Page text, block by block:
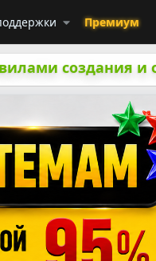
Премиум
создания